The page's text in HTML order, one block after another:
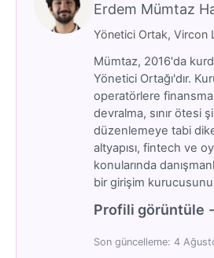
Erdem Mümtaz
Yönetici Ortak, Vircon
Mümtaz, 2016'da
Yönetici Ortağı'dır.
operatörlere
devralma, sınır ötesi
düzenlemeye tabi
altyapısı, fintech ve
konularında
bir girişim kurucusunun
Profili görüntüle
Son güncelleme: 4